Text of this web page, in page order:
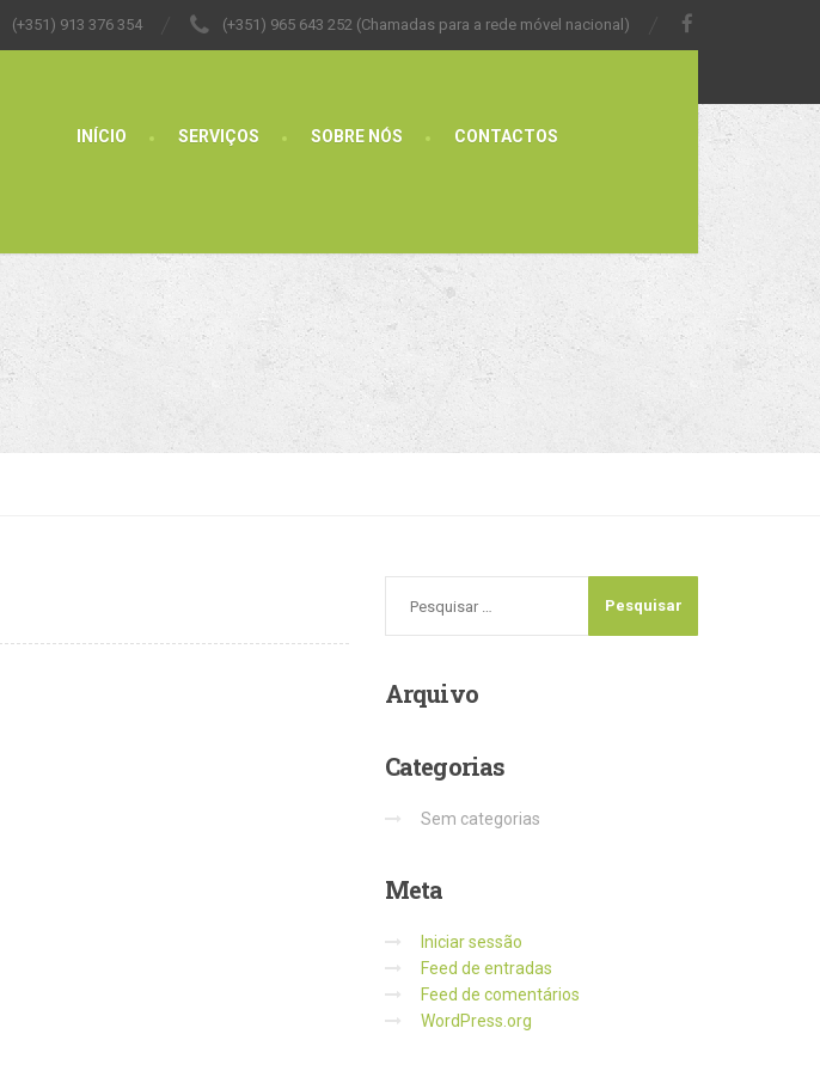
(+351) 913 376 354 (+351) 965 643 252 (Chamadas para a rede móvel nacional)
INÍCIO SERVIÇOS SOBRE NÓS CONTACTOS
Arquivo
Categorias
Sem categorias
Meta
Iniciar sessão
Feed de entradas
Feed de comentários
WordPress.org